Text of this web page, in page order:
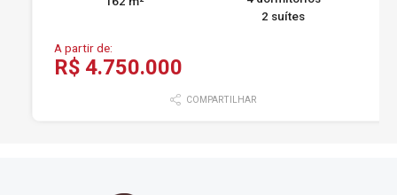
2 suítes
A partir de:
R$ 4.750.000
COMPARTILHAR